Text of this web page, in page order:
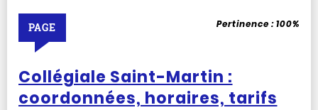
Collégiale Saint-Martin :
coordonnées, horaires, tarifs
PAGE Pertinence :100%